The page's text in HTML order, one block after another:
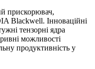
прискорювач,
Blackwell. Інноваційні
тензорні ядра
можливості
продуктивність у